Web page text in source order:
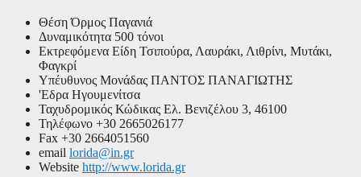
Θέση Όρμος Παγανιά
Δυναμικότητα 500 τόνοι
Εκτρεφόμενα Είδη Τσιπούρα, Λαυράκι, Λιθρίνι, Μυτάκι,
Φαγκρί
Υπέυθυνος Μονάδας ΠΑΝΤΟΣ ΠΑΝΑΓΙΩΤΗΣ
'Εδρα Ηγουμενίτσα
Ταχυδρομικός Κώδικας Ελ. Βενιζέλου 3, 46100
Τηλέφωνο +30 2665026177
Fax +30 2664051560
email lorida@in.gr
Website http://www.lorida.gr